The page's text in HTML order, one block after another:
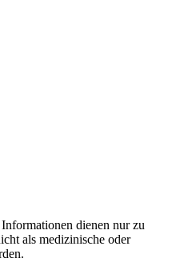
dienen nur zu
als medizinische oder